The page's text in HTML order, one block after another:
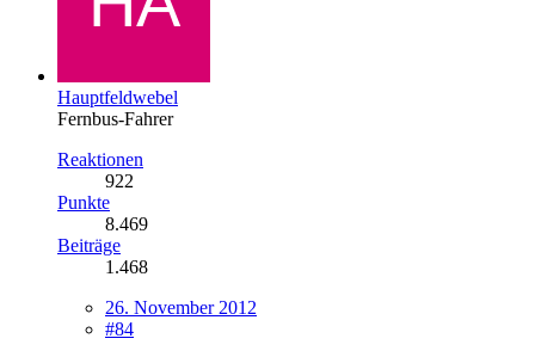
Hauptfeldwebel
Fernbus-Fahrer
Reaktionen
922
Punkte
8.469
Beiträge
1.468
26. November 2012
#84